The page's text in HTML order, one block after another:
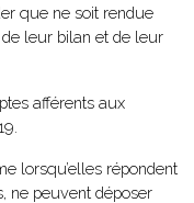
que ne soit rendue
leur bilan et de leur
afférents aux
lorsqu’elles répondent
ne peuvent déposer